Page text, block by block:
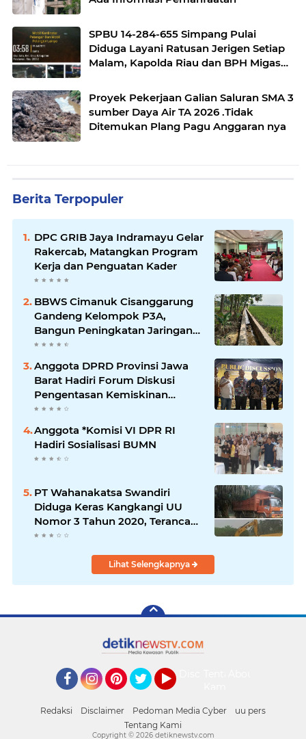
SPBU 14-284-655 Simpang Pulai
Diduga Layani Ratusan Jerigen Setiap
Malam, Kapolda Riau dan BPH Migas
Proyek Pekerjaan Galian Saluran SMA 3
sumber Daya Air TA 2026 .Tidak
Ditemukan Plang Pagu Anggaran nya
Berita Terpopuler
DPC GRIB Jaya Indramayu Gelar
Rakercab, Matangkan Program
Kerja dan Penguatan Kader
BBWS Cimanuk Cisanggarung
Gandeng Kelompok P3A,
Bangun Peningkatan Jaringan
Irigasi untuk Dukung
Anggota DPRD Provinsi Jawa
Barat Hadiri Forum Diskusi
Pengentasan Kemiskinan
Bersama LPK Trisakti
Anggota *Komisi VI DPR RI
Hadiri Sosialisasi BUMN
PT Wahanakatsa Swandiri
Diduga Keras Kangkangi UU
Nomor 3 Tahun 2020, Terancam
Pidana Dan Denda
Lihat Selengkapnya
Redaksi Disclaimer Pedoman Media Cyber
uu pers
Tentang Kami
Copyright © 2026 detiknewstv.com